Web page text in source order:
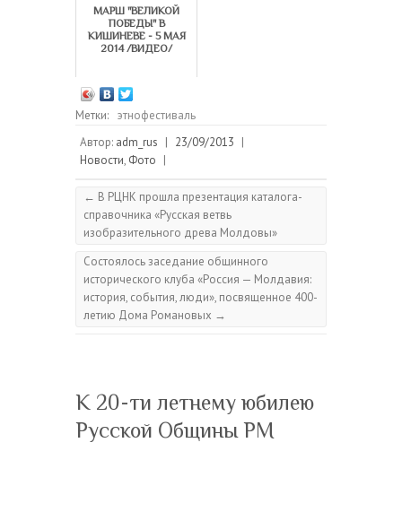
МАРШ "ВЕЛИКОЙ
ПОБЕДЫ" В
КИШИНЕВЕ - 5 МАЯ
2014 /ВИДЕО/
Метки: этнофестиваль
Автор: adm_rus | 23/09/2013 |
Новости, Фото |
← В РЦНК прошла презентация каталога-
справочника «Русская ветвь
изобразительного древа Молдовы»
Состоялось заседание общинного
исторического клуба «Россия — Молдавия:
история, события, люди», посвященное 400-
летию Дома Романовых →
К 20-ти летнему юбилею
Русской Общины РМ